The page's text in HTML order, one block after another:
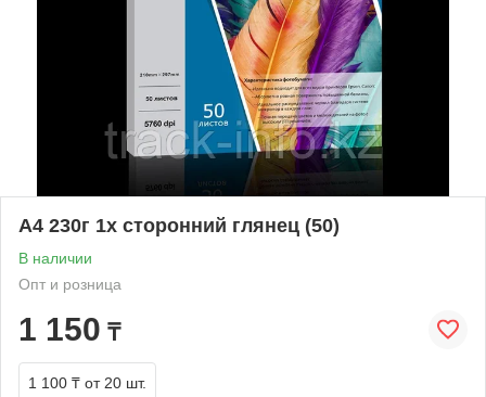
A4 230г 1х сторонний глянец (50)
В наличии
Опт и розница
1 150 ₸
1 100 ₸ от 20 шт.